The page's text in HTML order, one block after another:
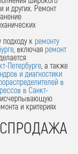
и других. Ремонт
к ремонту
, включая ремонт
Петербурге, а также
и диагностики
в
в Санкт-
исчерпывающую
и критериях